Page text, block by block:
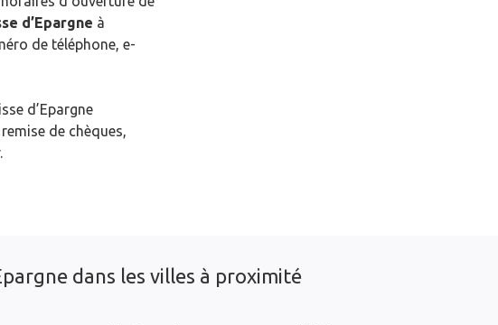
d’Epargne à
de téléphone, e-
d’Epargne
de chèques,
dans les villes à proximité